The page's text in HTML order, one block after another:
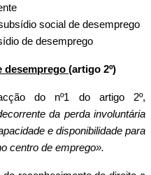
social de desemprego
de desemprego
desemprego (artigo 2º)
do nº1 do artigo 2º,
da perda involuntária
e disponibilidade para
centro de emprego».